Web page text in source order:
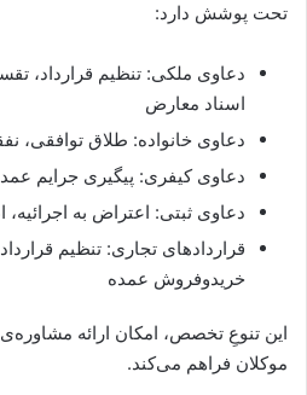
تحت پوشش دارد:
دعاوی ملکی: تنظیم قرارداد،
اسناد معارض
دعاوی خانواده: طلاق توافقی،
دعاوی کیفری: پیگیری جرایم
دعاوی ثبتی: اعتراض به
قراردادهای تجاری: تنظیم
خریدوفروش عمده
این تنوعِ تخصص، امکان ارائه مشاوره‌ی
موکلان فراهم می‌کند.